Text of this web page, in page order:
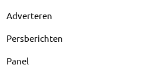
Adverteren
Persberichten
Panel